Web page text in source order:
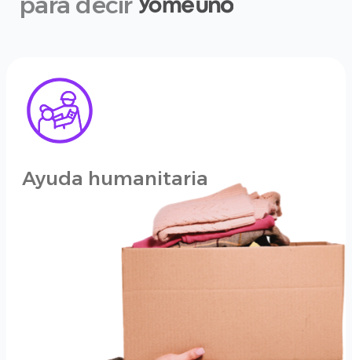
Ayuda humanitaria